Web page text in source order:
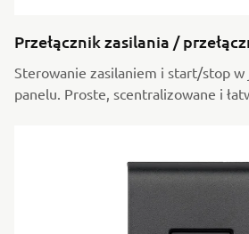
Przełącznik zasilania /
Sterowanie zasilaniem i start/stop w
panelu. Proste, scentralizowane i